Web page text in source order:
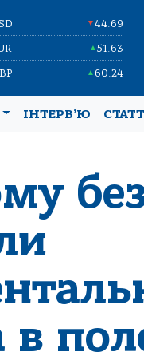
▼44.69
▲51.63
▲60.24
ІНТЕРВ’Ю